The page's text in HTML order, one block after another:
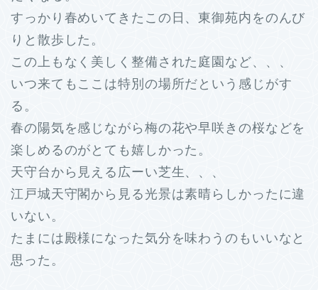
すっかり春めいてきたこの日、東御苑内をのんび
りと散歩した。
この上もなく美しく整備された庭園など、、、
いつ来てもここは特別の場所だという感じがす
る。
春の陽気を感じながら梅の花や早咲きの桜などを
楽しめるのがとても嬉しかった。
天守台から見える広ーい芝生、、、
江戸城天守閣から見る光景は素晴らしかったに違
いない。
たまには殿様になった気分を味わうのもいいなと
思った。